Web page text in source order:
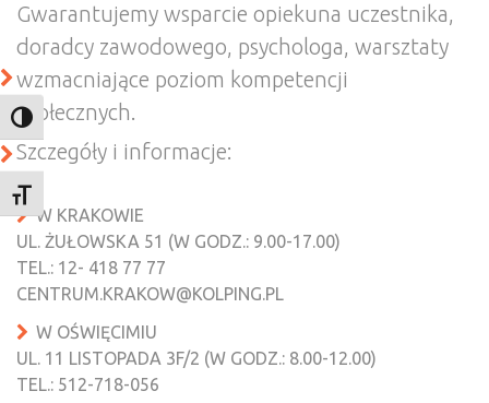
TOGGLE HIGH CONTRAST
TOGGLE FONT SIZE
Gwarantujemy wsparcie opiekuna uczestnika,
doradcy zawodowego, psychologa, warsztaty
wzmacniające poziom kompetencji
społecznych.
Szczegóły i informacje:
W KRAKOWIE
UL. ŻUŁOWSKA 51 (W GODZ.: 9.00-17.00)
TEL.: 12- 418 77 77
CENTRUM.KRAKOW@KOLPING.PL
W OŚWIĘCIMIU
UL. 11 LISTOPADA 3F/2 (W GODZ.: 8.00-12.00)
TEL.: 512-718-056